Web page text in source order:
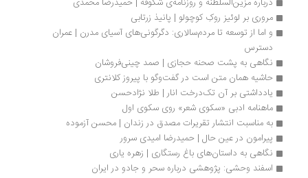
مروری بر لوئیز روکِ کوچولو | پانیذ زرتابی
دسترس
نگاهی به پشت صحنه حجازی | صمد چینی‌فروشان
حاشیه همان متن است در گفت‌وگو با پیروز کلانتری
یادداشتی بر آن تک‌درخت انار | طلا نژادحسن
ماهنامه ادبی «سکوی شعر» روی سکوی اول
به مناسبت انتشار تقریرات مصدق در زندان | محسن آزموده
پیرامون در عین حال | حمیدرضا امیدی سرور
نگاهی به داستان‌های باغ رستگاری | زهره یاری
اسفند وحشی: پژوهشی درباره سحر و جادو در ایران